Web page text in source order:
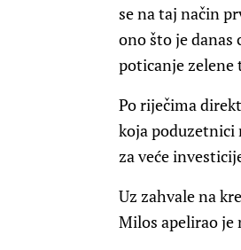
se na taj način
ono što je danas
poticanje
Po riječima
koja poduzetnici
za veće
Uz zahvale na
Milos apelirao je